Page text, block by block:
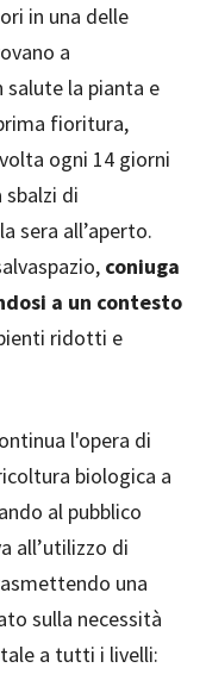
in una delle
a
la pianta e
fioritura,
ogni 14 giorni
sbalzi di
sera all’aperto.
coniuga
a un contesto
ridotti e
l'opera di
biologica a
al pubblico
all’utilizzo di
una
sulla necessità
a tutti i livelli: